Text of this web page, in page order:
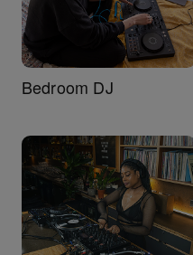
Bedroom DJ